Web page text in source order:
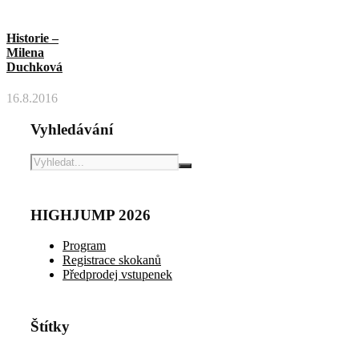
Historie –
Milena
Duchková
16.8.2016
Vyhledávání
HIGHJUMP 2026
Program
Registrace skokanů
Předprodej vstupenek
Štítky